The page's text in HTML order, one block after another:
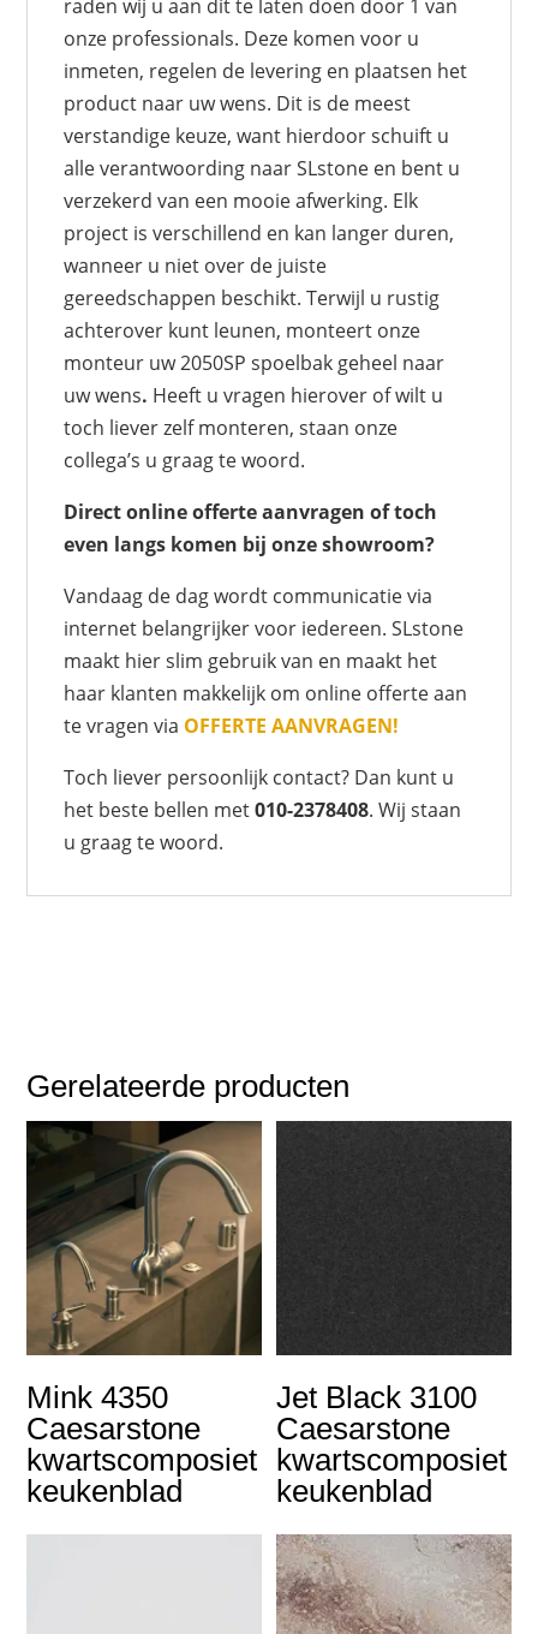
raden wij u aan dit te laten doen door 1 van
onze professionals. Deze komen voor u
inmeten, regelen de levering en plaatsen het
product naar uw wens. Dit is de meest
verstandige keuze, want hierdoor schuift u
alle verantwoording naar SLstone en bent u
verzekerd van een mooie afwerking. Elk
project is verschillend en kan langer duren,
wanneer u niet over de juiste
gereedschappen beschikt. Terwijl u rustig
achterover kunt leunen, monteert onze
monteur uw 2050SP spoelbak geheel naar
uw wens. Heeft u vragen hierover of wilt u
toch liever zelf monteren, staan onze
collega’s u graag te woord.
Direct online offerte aanvragen of toch
even langs komen bij onze showroom?
Vandaag de dag wordt communicatie via
internet belangrijker voor iedereen. SLstone
maakt hier slim gebruik van en maakt het
haar klanten makkelijk om online offerte aan
te vragen via OFFERTE AANVRAGEN!
Toch liever persoonlijk contact? Dan kunt u
het beste bellen met010-2378408. Wij staan
u graag te woord.
Gerelateerde producten
Mink 4350
Caesarstone
kwartscomposiet
keukenblad
Jet Black 3100
Caesarstone
kwartscomposiet
keukenblad